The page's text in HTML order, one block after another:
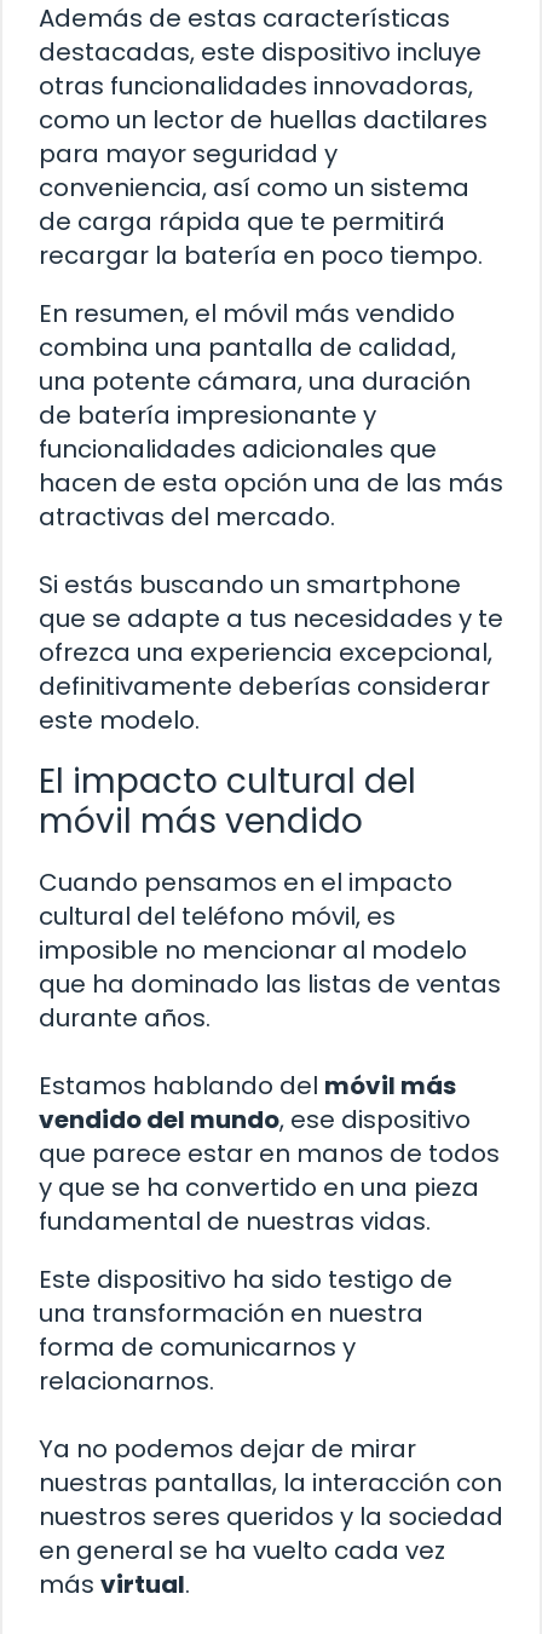
Además de estas características
destacadas, este dispositivo incluye
otras funcionalidades innovadoras,
como un lector de huellas dactilares
para mayor seguridad y
conveniencia, así como un sistema
de carga rápida que te permitirá
recargar la batería en poco tiempo.
En resumen, el móvil más vendido
combina una pantalla de calidad,
una potente cámara, una duración
de batería impresionante y
funcionalidades adicionales que
hacen de esta opción una de las más
atractivas del mercado.
Si estás buscando un smartphone
que se adapte a tus necesidades y te
ofrezca una experiencia excepcional,
definitivamente deberías considerar
este modelo.
El impacto cultural del
móvil más vendido
Cuando pensamos en el impacto
cultural del teléfono móvil, es
imposible no mencionar al modelo
que ha dominado las listas de ventas
durante años.
Estamos hablando del móvil más
vendido del mundo, ese dispositivo
que parece estar en manos de todos
y que se ha convertido en una pieza
fundamental de nuestras vidas.
Este dispositivo ha sido testigo de
una transformación en nuestra
forma de comunicarnos y
relacionarnos.
Ya no podemos dejar de mirar
nuestras pantallas, la interacción con
nuestros seres queridos y la sociedad
en general se ha vuelto cada vez
más virtual.